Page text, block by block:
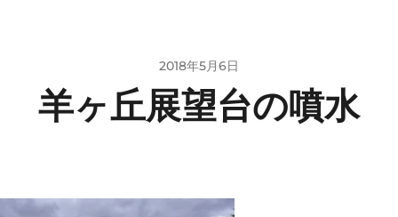
2018年5月6日
羊ヶ丘展望台の噴水